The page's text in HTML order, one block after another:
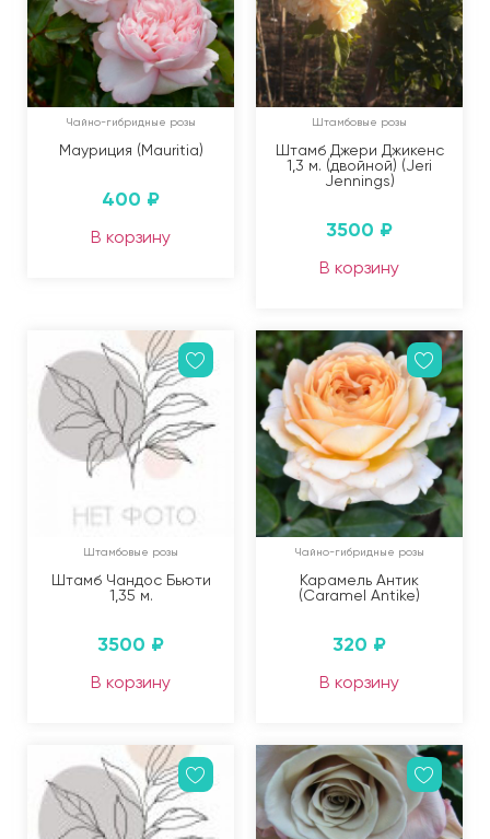
Чайно-гибридные розы
Мауриция (Mauritia)
400 ₽
В корзину
Штамбовые розы
Штамб Джери Джикенс
1,3 м. (двойной) (Jeri
Jennings)
3500 ₽
В корзину
Штамбовые розы
Штамб Чандос Бьюти
1,35 м.
3500 ₽
В корзину
Чайно-гибридные розы
Карамель Антик
(Caramel Antike)
320 ₽
В корзину